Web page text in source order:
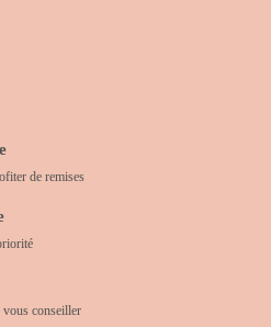
de remises
conseiller